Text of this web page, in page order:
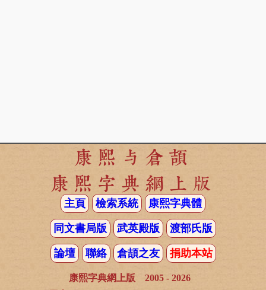
康熙与倉頡
康熙字典網上版
主頁 檢索系統 康熙字典體
同文書局版 武英殿版 渡部氏版
論壇 聯絡 倉頡之友 捐助本站
康熙字典網上版 2005 - 2026